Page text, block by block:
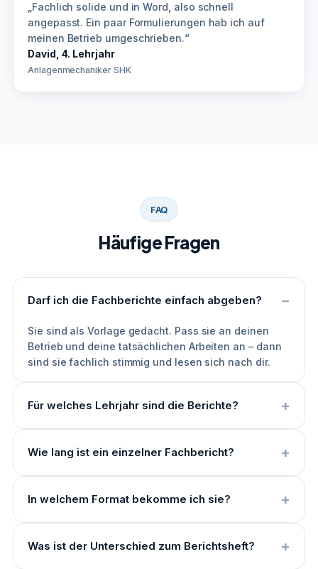
„Fachlich solide und in Word, also schnell
angepasst. Ein paar Formulierungen hab ich auf
meinen Betrieb umgeschrieben.“
David, 4. Lehrjahr
Anlagenmechaniker SHK
FAQ
Häufige Fragen
Darf ich die Fachberichte einfach abgeben?
Sie sind als Vorlage gedacht. Pass sie an deinen
Betrieb und deine tatsächlichen Arbeiten an – dann
sind sie fachlich stimmig und lesen sich nach dir.
Für welches Lehrjahr sind die Berichte?
Wie lang ist ein einzelner Fachbericht?
In welchem Format bekomme ich sie?
Was ist der Unterschied zum Berichtsheft?